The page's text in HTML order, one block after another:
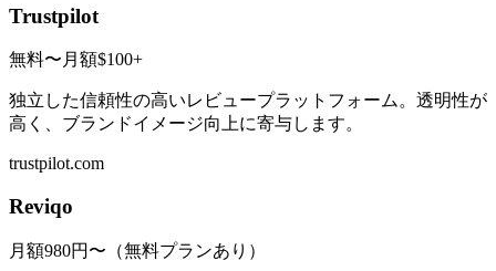
Trustpilot
無料〜月額$100+
独立した信頼性の高いレビュープラットフォーム。透明性が
高く、ブランドイメージ向上に寄与します。
trustpilot.com
Reviqo
月額980円〜（無料プランあり）